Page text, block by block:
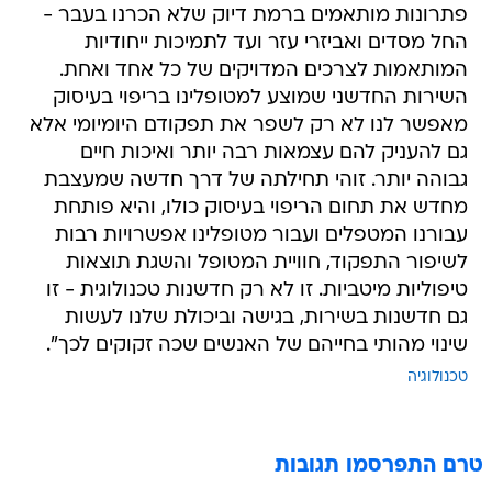
פתרונות מותאמים ברמת דיוק שלא הכרנו בעבר -
החל מסדים ואביזרי עזר ועד לתמיכות ייחודיות
המותאמות לצרכים המדויקים של כל אחד ואחת.
השירות החדשני שמוצע למטופלינו בריפוי בעיסוק
מאפשר לנו לא רק לשפר את תפקודם היומיומי אלא
גם להעניק להם עצמאות רבה יותר ואיכות חיים
גבוהה יותר. זוהי תחילתה של דרך חדשה שמעצבת
מחדש את תחום הריפוי בעיסוק כולו, והיא פותחת
עבורנו המטפלים ועבור מטופלינו אפשרויות רבות
לשיפור התפקוד, חוויית המטופל והשגת תוצאות
טיפוליות מיטביות. זו לא רק חדשנות טכנולוגית - זו
גם חדשנות בשירות, בגישה וביכולת שלנו לעשות
שינוי מהותי בחייהם של האנשים שכה זקוקים לכך".
טכנולוגיה
טרם התפרסמו תגובות